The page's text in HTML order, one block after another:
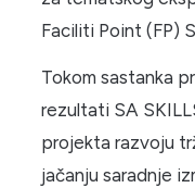
Faciliti Point (FP)
Tokom sastanka
rezultati SA
projekta razvoju
jačanju saradnje